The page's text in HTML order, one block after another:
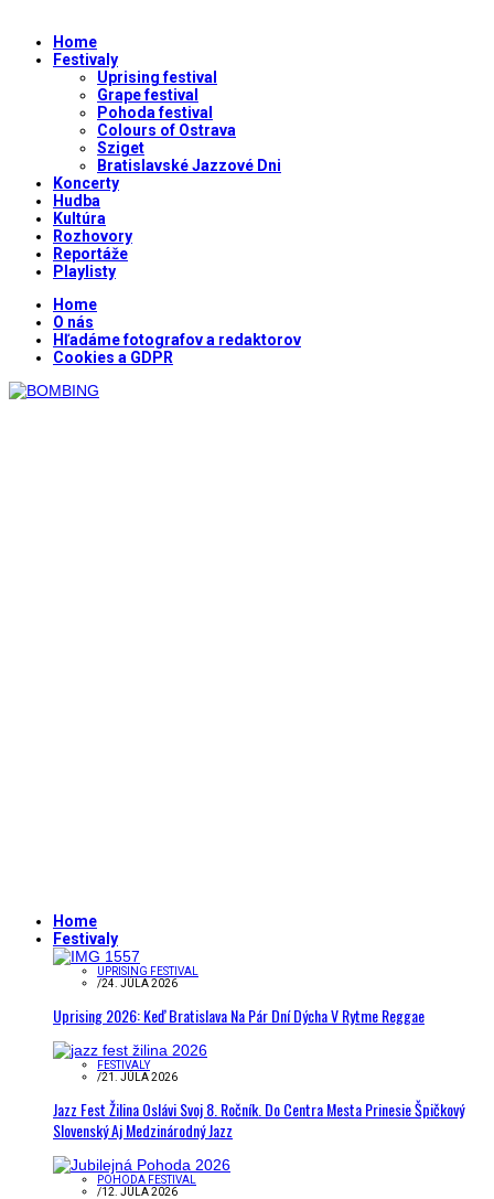
Home
Festivaly
Uprising festival
Grape festival
Pohoda festival
Colours of Ostrava
Sziget
Bratislavské Jazzové Dni
Koncerty
Hudba
Kultúra
Rozhovory
Reportáže
Playlisty
Home
O nás
Hľadáme fotografov a redaktorov
Cookies a GDPR
Home
Festivaly
UPRISING FESTIVAL
/24. JÚLA 2026
Uprising 2026: Keď Bratislava Na Pár Dní Dýcha V Rytme Reggae
FESTIVALY
/21. JÚLA 2026
Jazz Fest Žilina Oslávi Svoj 8. Ročník. Do Centra Mesta Prinesie Špičkový
Slovenský Aj Medzinárodný Jazz
POHODA FESTIVAL
/12. JÚLA 2026